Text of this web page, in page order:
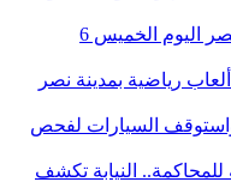
تحديث جديد لأسعار الذهب في مصر اليوم الخميس 6
رياضية بمدينة نصر
السيارات لفحص
النيابة تكشف